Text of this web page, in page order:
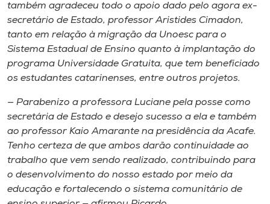
também agradeceu todo o apoio dado pelo agora ex-
secretário de Estado, professor Aristides Cimadon,
tanto em relação à migração da Unoesc para o
Sistema Estadual de Ensino quanto à implantação do
programa Universidade Gratuita, que tem beneficiado
os estudantes catarinenses, entre outros projetos.
— Parabenizo a professora Luciane pela posse como
secretária de Estado e desejo sucesso a ela e também
ao professor Kaio Amarante na presidência da Acafe.
Tenho certeza de que ambos darão continuidade ao
trabalho que vem sendo realizado, contribuindo para
o desenvolvimento do nosso estado por meio da
educação e fortalecendo o sistema comunitário de